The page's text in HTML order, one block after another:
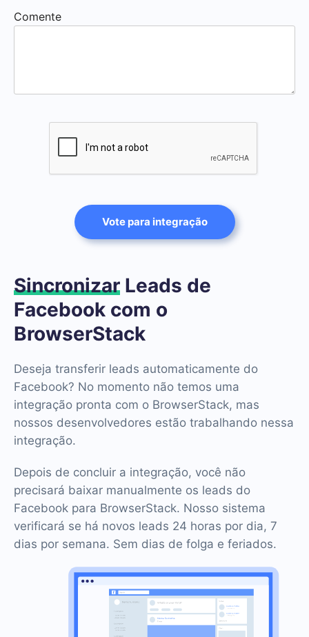
Comente
Vote para integração
Sincronizar Leads de
Facebook com o
BrowserStack
Deseja transferir leads automaticamente do
Facebook? No momento não temos uma
integração pronta com o BrowserStack, mas
nossos desenvolvedores estão trabalhando nessa
integração.
Depois de concluir a integração, você não
precisará baixar manualmente os leads do
Facebook para BrowserStack. Nosso sistema
verificará se há novos leads 24 horas por dia, 7
dias por semana. Sem dias de folga e feriados.